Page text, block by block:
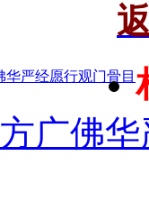
华严经愿行观门骨目
广佛